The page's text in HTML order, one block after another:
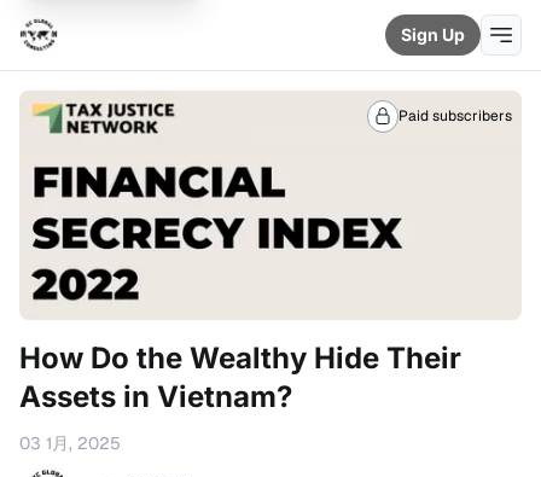
Sign Up
Paid subscribers
How Do the Wealthy Hide Their
Assets in Vietnam?
03 1月, 2025